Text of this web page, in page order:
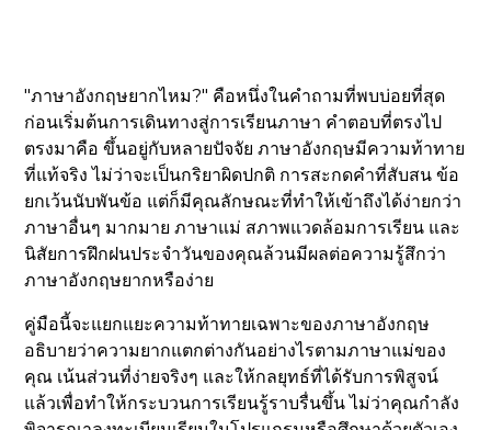
"ภาษาอังกฤษยากไหม?" คือหนึ่งในคำถามที่พบบ่อยที่สุด
ก่อนเริ่มต้นการเดินทางสู่การเรียนภาษา คำตอบที่ตรงไป
ตรงมาคือ ขึ้นอยู่กับหลายปัจจัย ภาษาอังกฤษมีความท้าทาย
ที่แท้จริง ไม่ว่าจะเป็นกริยาผิดปกติ การสะกดคำที่สับสน ข้อ
ยกเว้นนับพันข้อ แต่ก็มีคุณลักษณะที่ทำให้เข้าถึงได้ง่ายกว่า
ภาษาอื่นๆ มากมาย ภาษาแม่ สภาพแวดล้อมการเรียน และ
นิสัยการฝึกฝนประจำวันของคุณล้วนมีผลต่อความรู้สึกว่า
ภาษาอังกฤษยากหรือง่าย
คู่มือนี้จะแยกแยะความท้าทายเฉพาะของภาษาอังกฤษ
อธิบายว่าความยากแตกต่างกันอย่างไรตามภาษาแม่ของ
คุณ เน้นส่วนที่ง่ายจริงๆ และให้กลยุทธ์ที่ได้รับการพิสูจน์
แล้วเพื่อทำให้กระบวนการเรียนรู้ราบรื่นขึ้น ไม่ว่าคุณกำลัง